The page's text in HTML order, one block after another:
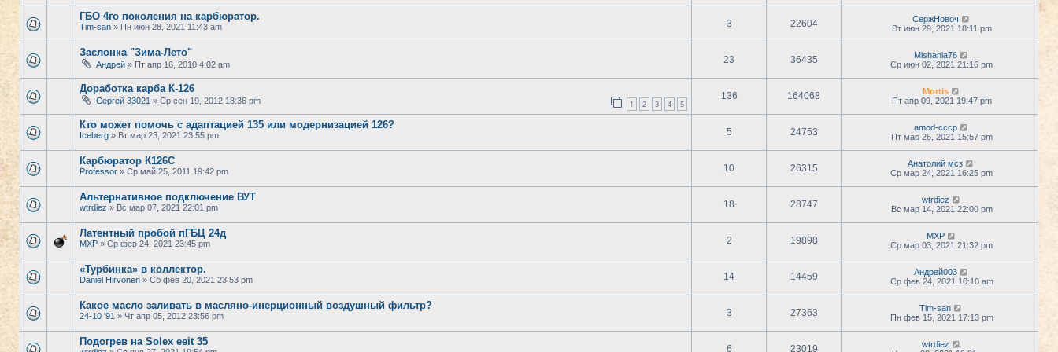
ГБО 4го поколения на карбюратор.
Tim-san » Пн июн 28, 2021 11:43 am 3 22604
СержНовоч
Вт июн 29, 2021 18:11 pm
Заслонка "Зима-Лето"
Андрей » Пт апр 16, 2010 4:02 am 23 36435
Mishania76
Ср июн 02, 2021 21:16 pm
Доработка карба К-126
Сергей 33021 » Ср сен 19, 2012 18:36 pm 1 2 3 4 5
136 164068
Mortis
Пт апр 09, 2021 19:47 pm
Кто может помочь с адаптацией 135 или модернизацией 126?
Iceberg » Вт мар 23, 2021 23:55 pm 5 24753
amod-cccp
Пт мар 26, 2021 15:57 pm
Карбюратор К126С
Professor » Ср май 25, 2011 19:42 pm 10 26315
Анатолий мсз
Ср мар 24, 2021 16:25 pm
Альтернативное подключение ВУТ
wtrdiez » Вс мар 07, 2021 22:01 pm 18 28747
wtrdiez
Вс мар 14, 2021 22:00 pm
Латентный пробой пГБЦ 24д
MXP » Ср фев 24, 2021 23:45 pm 2 19898
MXP
Ср мар 03, 2021 21:32 pm
«Турбинка» в коллектор.
Daniel Hirvonen » Сб фев 20, 2021 23:53 pm 14 14459
Андрей003
Ср фев 24, 2021 10:10 am
Какое масло заливать в масляно-инерционный воздушный фильтр?
24-10 '91 » Чт апр 05, 2012 23:56 pm 3 27363
Tim-san
Пн фев 15, 2021 17:13 pm
Подогрев на Solex eeit 35
6 23019
wtrdiez